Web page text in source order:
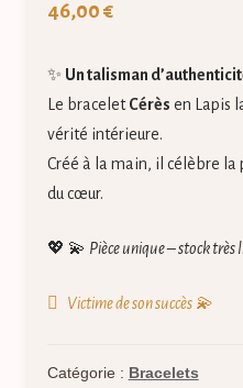
46,00 €
✨ Un talisman
Le braceletCérès en Lapis
vérité intérieure.
Créé à la main, il célèbre la
du cœur.
💖 💫 Pièce unique – stock très
Victime de son succès 💫
Catégorie : Bracelets